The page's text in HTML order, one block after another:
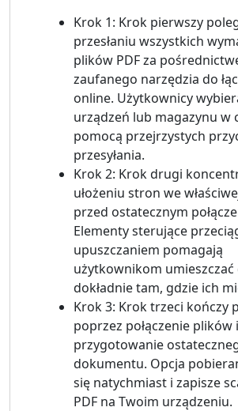
Krok 1: Krok pierwszy
przesłaniu wszystkich
plików PDF za
zaufanego narzędzia do
online. Użytkownicy
urządzeń lub magazynu w
pomocą przejrzystych
przesyłania.
Krok 2: Krok drugi
ułożeniu stron we
przed ostatecznym
Elementy sterujące
upuszczaniem pomagają
użytkownikom
dokładnie tam, gdzie ich
Krok 3: Krok trzeci kończy
poprzez połączenie plików i
przygotowanie
dokumentu. Opcja
się natychmiast i zapisze
PDF na Twoim urządzeniu.